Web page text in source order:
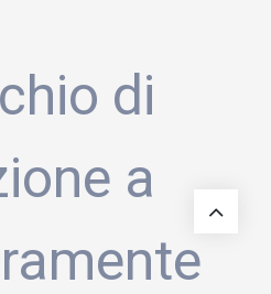
di
a